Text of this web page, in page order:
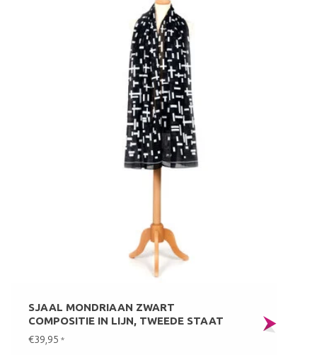
SJAAL MONDRIAAN ZWART
COMPOSITIE IN LIJN, TWEEDE STAAT
€39,95 *